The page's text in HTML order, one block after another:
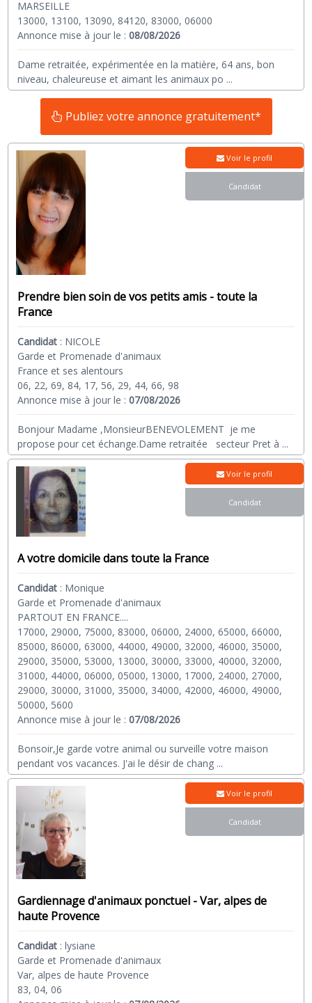
MARSEILLE
13000, 13100, 13090, 84120, 83000, 06000
Annonce mise à jour le :08/08/2026
Dame retraitée, expérimentée en la matière, 64 ans, bon
niveau, chaleureuse et aimant les animaux po ...
Publiez votre annonce gratuitement*
Prendre bien soin de vos petits amis - toute la
France
Candidat : NICOLE
Garde et Promenade d'animaux
France et ses alentours
06, 22, 69, 84, 17, 56, 29, 44, 66, 98
Annonce mise à jour le :07/08/2026
Bonjour Madame ,MonsieurBENEVOLEMENT je me
propose pour cet échange.Dame retraitée secteur Pret à ...
Voir le profil
Candidat
A votre domicile dans toute la France
Candidat : Monique
Garde et Promenade d'animaux
PARTOUT EN FRANCE....
17000, 29000, 75000, 83000, 06000, 24000, 65000, 66000,
85000, 86000, 63000, 44000, 49000, 32000, 46000, 35000,
29000, 35000, 53000, 13000, 30000, 33000, 40000, 32000,
31000, 44000, 06000, 05000, 13000, 17000, 24000, 27000,
29000, 30000, 31000, 35000, 34000, 42000, 46000, 49000,
50000, 5600
Annonce mise à jour le :07/08/2026
Bonsoir,Je garde votre animal ou surveille votre maison
pendant vos vacances. J'ai le désir de chang ...
Voir le profil
Candidat
Gardiennage d'animaux ponctuel - Var, alpes de
haute Provence
Candidat :lysiane
Garde et Promenade d'animaux
Var, alpes de haute Provence
83, 04, 06
Voir le profil
Candidat